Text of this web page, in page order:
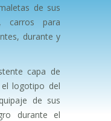
de sus
carros para
durante y
capa de
logotipo del
de sus
durante el